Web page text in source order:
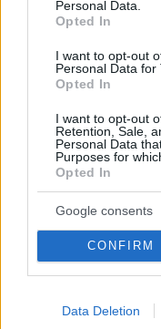
Personal Data.
Opted In
I want to opt-out
Personal Data for
Opted In
I want to opt-out
Retention, Sale,
Personal Data
Purposes for
Opted In
Google consents
CONFIRM
Data Deletion
Παντρεύτηκε ο
εργένης στη
(βίντεο)
Ο γαμπρός είναι ο
40 - Ποια είναι η
παρά τη στενή
Χιου Γκρόσβενορ
07.06.2024, 15:06